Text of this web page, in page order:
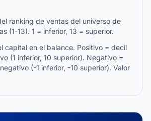
ranking de ventas del universo de
(1-13). 1 = inferior, 13 = superior.
capital en el balance. Positivo = decil
(1 inferior, 10 superior). Negativo =
(-1 inferior, -10 superior). Valor